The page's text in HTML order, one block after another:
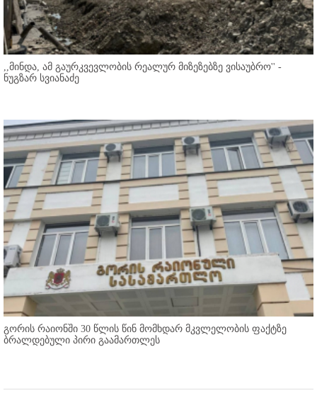
,,მინდა, ამ გაურკვევლობის რეალურ მიზეზებზე ვისაუბრო'' -
ნუგზარ სვიანაძე
გორის რაიონში 30 წლის წინ მომხდარ მკვლელობის ფაქტზე
ბრალდებული პირი გაამართლეს